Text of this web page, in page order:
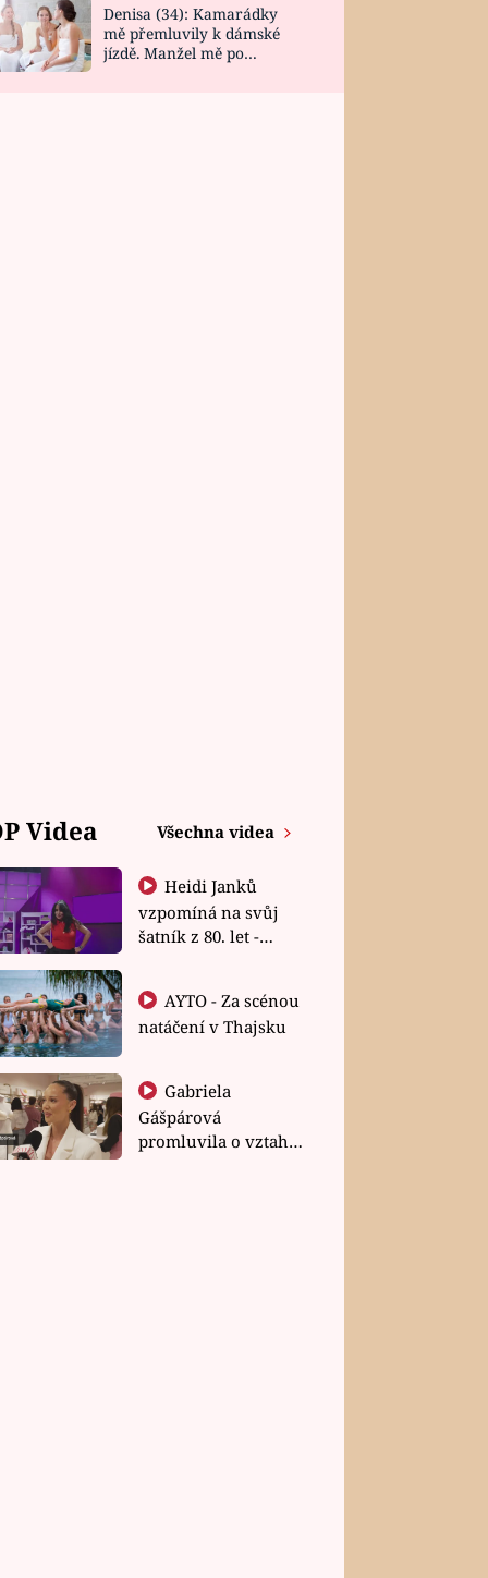
Denisa (34): Kamarádky
mě přemluvily k dámské
jízdě. Manžel mě po
Videa Všechna videa
Heidi Janků
vzpomíná na svůj
šatník z 80. let -
natáčení v Thajsku
Gabriela
Gášpárová
promluvila o vztahu